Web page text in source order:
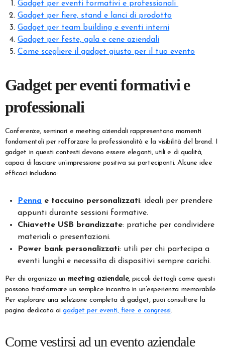
Gadget per eventi formativi e professionali
Gadget per fiere, stand e lanci di prodotto
Gadget per team building e eventi interni
Gadget per feste, gala e cene aziendali
Come scegliere il gadget giusto per il tuo evento
Gadget per eventi formativi e
professionali
Conferenze, seminari e meeting aziendali rappresentano momenti
fondamentali per rafforzare la professionalità e la visibilità del brand. I
gadget in questi contesti devono essere eleganti, utili e di qualità,
capaci di lasciare un’impressione positiva sui partecipanti. Alcune idee
efficaci includono:
Penna e taccuino personalizzati: ideali per prendere
appunti durante sessioni formative.
Chiavette USB brandizzate: pratiche per condividere
materiali o presentazioni.
Power bank personalizzati: utili per chi partecipa a
eventi lunghi e necessita di dispositivi sempre carichi.
Per chi organizza un meeting aziendale, piccoli dettagli come questi
possono trasformare un semplice incontro in un’esperienza memorabile.
Per esplorare una selezione completa di gadget, puoi consultare la
pagina dedicata aigadget per eventi, fiere e congressi.
Come vestirsi ad un evento aziendale